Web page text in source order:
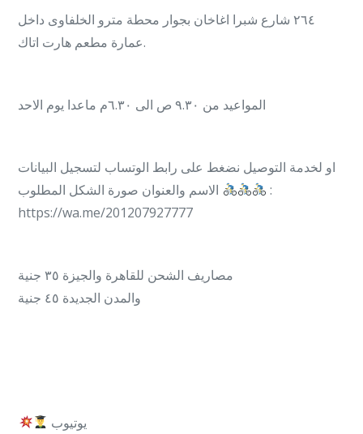
٢٦٤ شارع شبرا اغاخان بجوار محطة مترو الخلفاوى داخل
عمارة مطعم هارت اتاك.
المواعيد من ٩.٣٠ ص الى ٦.٣٠م ماعدا يوم الاحد
او لخدمة التوصيل نضغط على رابط الوتساب لتسجيل البيانات
:
https://wa.me/201207927777
مصاريف الشحن للقاهرة والجيزة ٣٥ جنية
والمدن الجديدة ٤٥ جنية
يوتيوب